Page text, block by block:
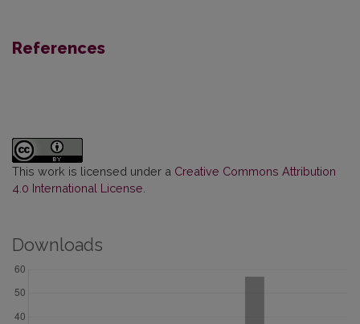
References
This work is licensed under a Creative Commons Attribution
4.0 International License
Downloads